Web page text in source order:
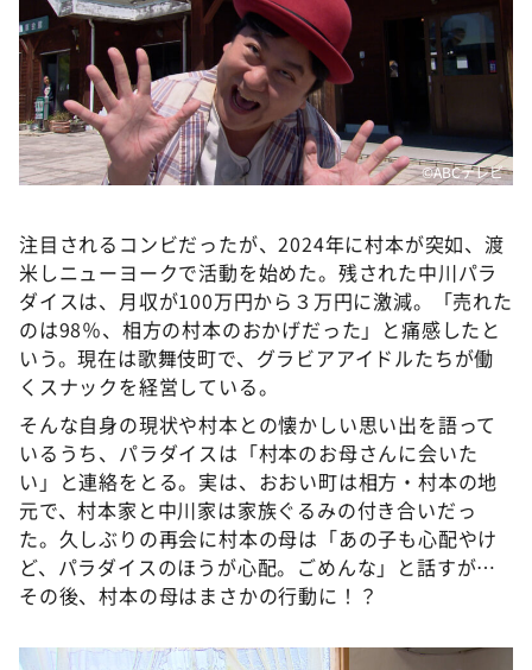
ザキ山小屋本館
ぺこぱのまるスポ
アナ回覧板
©️ABCテレビ
注目されるコンビだったが、2024年に村本が突如、渡
米しニューヨークで活動を始めた。残された中川パラ
ダイスは、月収が100万円から３万円に激減。「売れた
のは98％、相方の村本のおかげだった」と痛感したと
いう。現在は歌舞伎町で、グラビアアイドルたちが働
くスナックを経営している。
そんな自身の現状や村本との懐かしい思い出を語って
いるうち、パラダイスは「村本のお母さんに会いた
い」と連絡をとる。実は、おおい町は相方・村本の地
元で、村本家と中川家は家族ぐるみの付き合いだっ
た。久しぶりの再会に村本の母は「あの子も心配やけ
ど、パラダイスのほうが心配。ごめんな」と話すが…
その後、村本の母はまさかの行動に！？